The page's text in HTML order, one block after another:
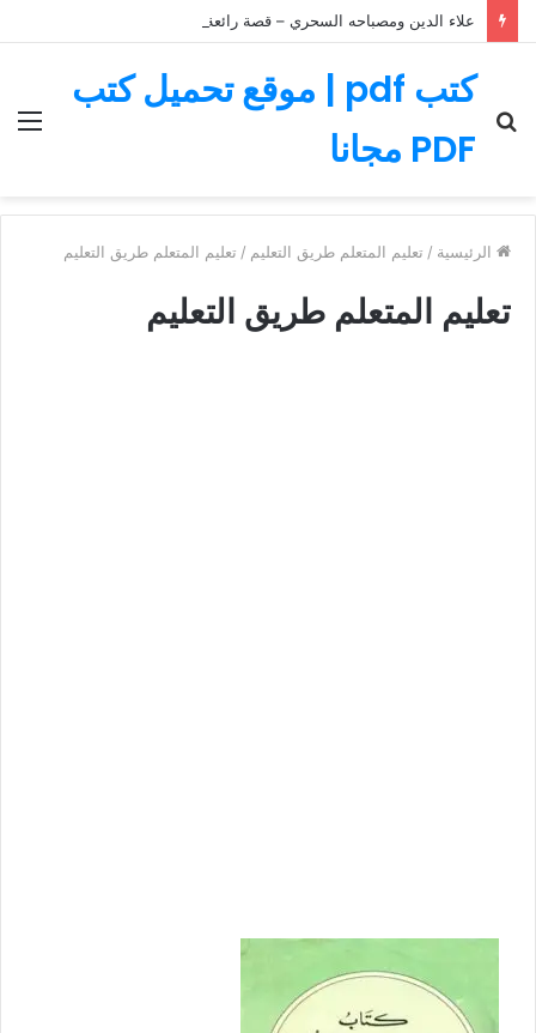
علاء الدين ومصباحه السحري – قصة رائعة مليئة بالمغامرات
كتب pdf | موقع تحميل كتب
PDF مجاناعن
الرئيسية / تعليم المتعلم طريق التعليم / تعليم المتعلم طريق التعليم
تعليم المتعلم طريق التعليم